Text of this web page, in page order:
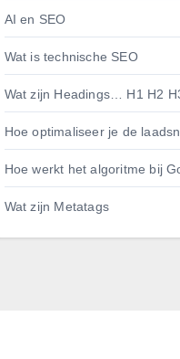
AI en SEO
Wat is technische SEO
Wat zijn Headings… H1 H2
Hoe optimaliseer je de
Hoe werkt het algoritme bij
Wat zijn Metatags